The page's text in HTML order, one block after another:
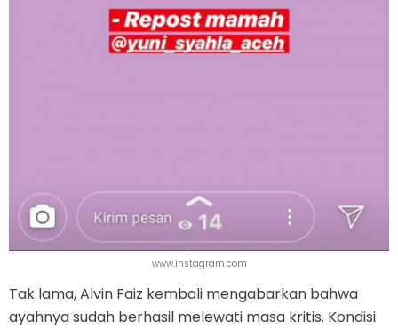
www.instagram.com
Tak lama, Alvin Faiz kembali mengabarkan bahwa
ayahnya sudah berhasil melewati masa kritis. Kondisi